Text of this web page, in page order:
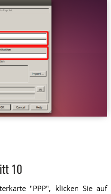
Republic
10
"PPP", klicken Sie auf